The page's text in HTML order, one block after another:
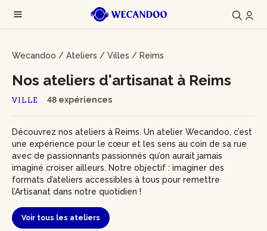
Wecandoo / Ateliers / Villes / Reims
VILLE 48 expériences
Nos ateliers d'artisanat à Reims
Découvrez nos ateliers à Reims. Un atelier Wecandoo, c’est
une expérience pour le cœur et les sens au coin de sa rue
avec de passionnants passionnés qu’on aurait jamais
imaginé croiser ailleurs. Notre objectif : imaginer des
formats d’ateliers accessibles à tous pour remettre
l’Artisanat dans notre quotidien !
Voir tous les ateliers